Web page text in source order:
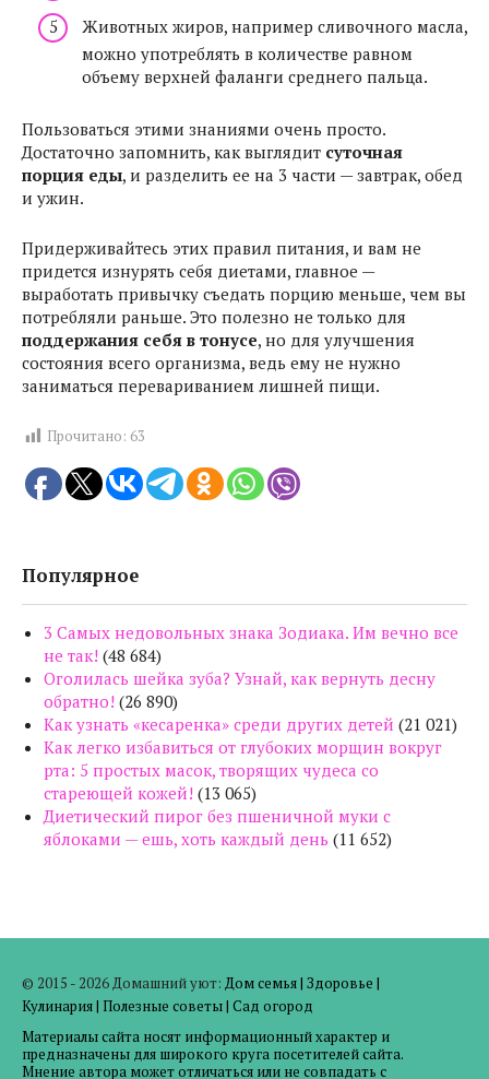
Животных жиров, например сливочного масла,
можно употреблять в количестве равном
объему верхней фаланги среднего пальца.
Пользоваться этими знаниями очень просто.
Достаточно запомнить, как выглядит суточная
порция еды, и разделить ее на 3 части — завтрак, обед
и ужин.
Придерживайтесь этих правил питания, и вам не
придется изнурять себя диетами, главное —
выработать привычку съедать порцию меньше, чем вы
потребляли раньше. Это полезно не только для
поддержания себя в тонусе, но для улучшения
состояния всего организма, ведь ему не нужно
заниматься перевариванием лишней пищи.
Прочитано: 63
Популярное
3 Самых недовольных знака Зодиака. Им вечно все
не так! (48 684)
Оголилась шейка зуба? Узнай, как вернуть десну
обратно! (26 890)
Как узнать «кесаренка» среди других детей (21 021)
Как легко избавиться от глубоких морщин вокруг
рта: 5 простых масок, творящих чудеса со
стареющей кожей! (13 065)
Диетический пирог без пшеничной муки с
яблоками — ешь, хоть каждый день (11 652)
© 2015 - 2026 Домашний уют: Дом семья| Здоровье |
Кулинария| Полезные советы| Сад огород
Материалы сайта носят информационный характер и
предназначены для широкого круга посетителей сайта.
Мнение автора может отличаться или не совпадать с